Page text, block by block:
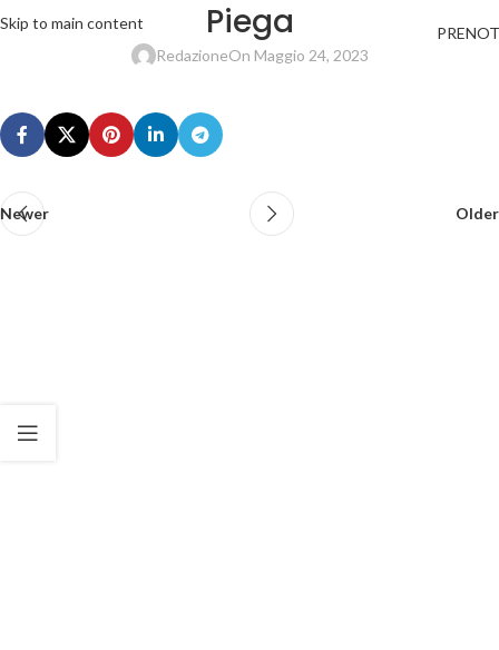
Skip to main content Piega
RedazioneOn Maggio 24, 2023
Newer Older